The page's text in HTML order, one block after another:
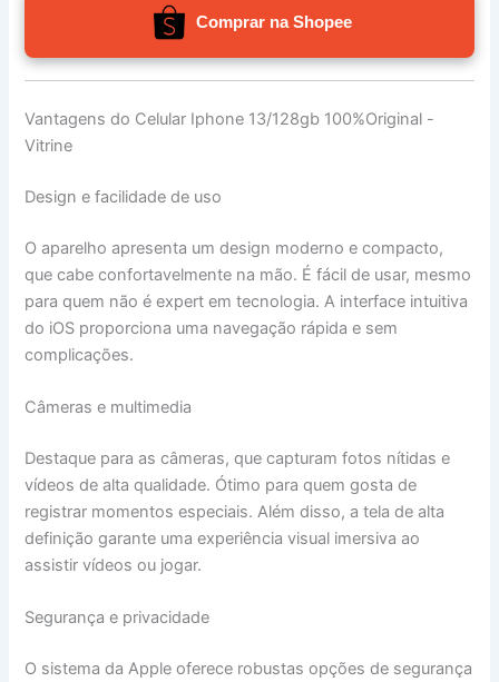
Comprar na Shopee
Vantagens do Celular Iphone 13/128gb 100%Original -
Vitrine
Design e facilidade de uso
O aparelho apresenta um design moderno e compacto,
que cabe confortavelmente na mão. É fácil de usar, mesmo
para quem não é expert em tecnologia. A interface intuitiva
do iOS proporciona uma navegação rápida e sem
complicações.
Câmeras e multimedia
Destaque para as câmeras, que capturam fotos nítidas e
vídeos de alta qualidade. Ótimo para quem gosta de
registrar momentos especiais. Além disso, a tela de alta
definição garante uma experiência visual imersiva ao
assistir vídeos ou jogar.
Segurança e privacidade
O sistema da Apple oferece robustas opções de segurança